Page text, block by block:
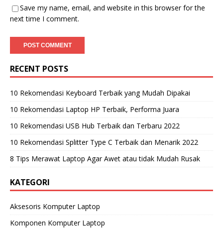
Save my name, email, and website in this browser for the
next time I comment.
RECENT POSTS
10 Rekomendasi Keyboard Terbaik yang Mudah Dipakai
10 Rekomendasi Laptop HP Terbaik, Performa Juara
10 Rekomendasi USB Hub Terbaik dan Terbaru 2022
10 Rekomendasi Splitter Type C Terbaik dan Menarik 2022
8 Tips Merawat Laptop Agar Awet atau tidak Mudah Rusak
KATEGORI
Aksesoris Komputer Laptop
Komponen Komputer Laptop